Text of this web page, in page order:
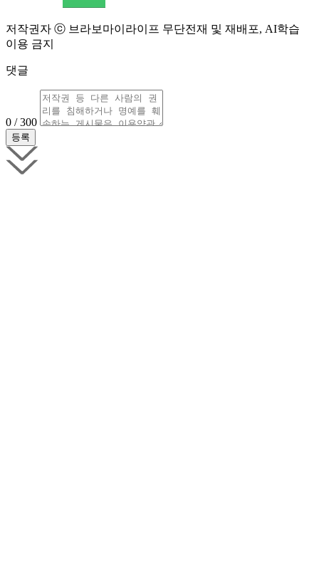
저작권자 ⓒ 브라보마이라이프 무단전재 및 재배포, AI학습
이용 금지
댓글
0 / 300